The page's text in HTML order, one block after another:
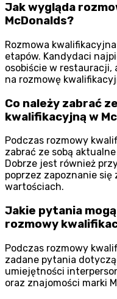
Jak wygląda
McDonalds?
Rozmowa
etapów. Kandydaci
osobiście w restauracji,
na rozmowę
Co należy zabrać
kwalifikacyjną w
Podczas rozmowy
zabrać ze sobą
Dobrze jest również
poprzez zapoznanie
wartościach.
Jakie pytania
rozmowy
Podczas rozmowy
zadane pytania
umiejętności
oraz znajomości marki